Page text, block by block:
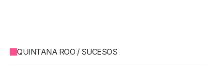
QUINTANA ROO / SUCESOS